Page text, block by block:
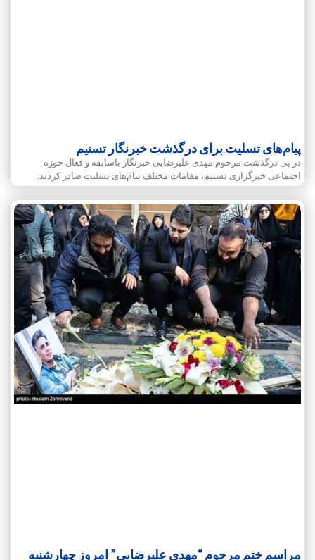
پیام‌های تسلیت برای درگذشت خبرنگار تسنیم
در پی درگذشت مرحوم مهدی علیرضایی خبرنگار باسابقه و فعال حوزه
اجتماعی خبرگزاری تسنیم، مقامات مختلف پیام‌های تسلیت صادر کردند.
مراسم ختم مرحوم “مهدی علیرضایی” امروز چهارشنبه